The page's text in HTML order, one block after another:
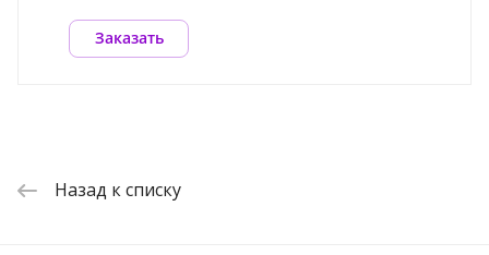
Заказать
Назад к списку